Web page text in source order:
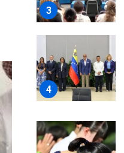
4
5